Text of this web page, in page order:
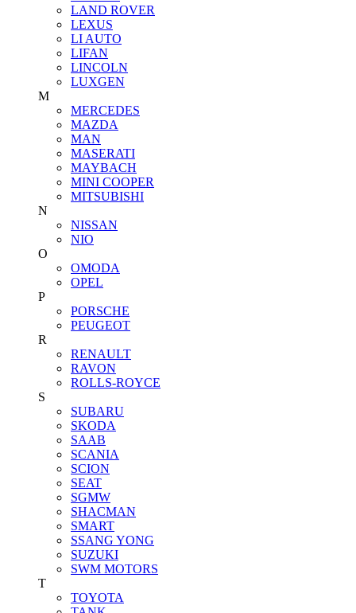
LAND ROVER
LEXUS
LI AUTO
LIFAN
LINCOLN
LUXGEN
M
MERCEDES
MAZDA
MAN
MASERATI
MAYBACH
MINI COOPER
MITSUBISHI
N
NISSAN
NIO
O
OMODA
OPEL
P
PORSCHE
PEUGEOT
R
RENAULT
RAVON
ROLLS-ROYCE
S
SUBARU
SKODA
SAAB
SCANIA
SCION
SEAT
SGMW
SHACMAN
SMART
SSANG YONG
SUZUKI
SWM MOTORS
T
TOYOTA